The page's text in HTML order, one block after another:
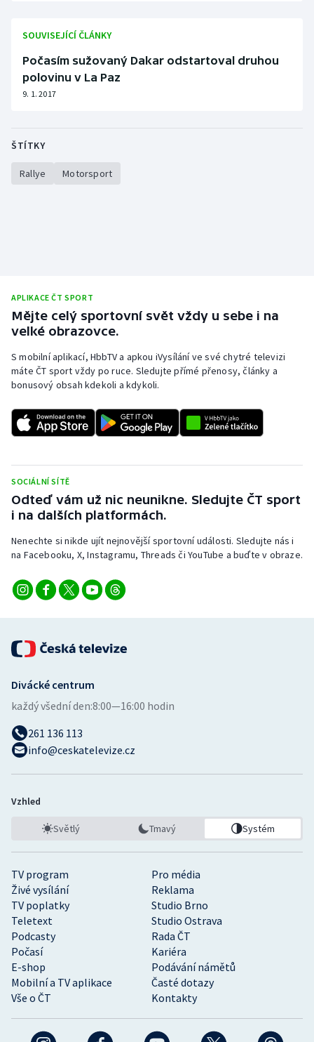
SOUVISEJÍCÍ ČLÁNKY
Počasím sužovaný Dakar odstartoval druhou
polovinu v La Paz
9. 1. 2017
ŠTÍTKY
Rallye Motorsport
APLIKACE ČT SPORT
Mějte celý sportovní svět vždy u sebe i na
velké obrazovce.
S mobilní aplikací, HbbTV a apkou iVysílání ve své chytré televizi
máte ČT sport vždy po ruce. Sledujte přímé přenosy, články a
bonusový obsah kdekoli a kdykoli.
SOCIÁLNÍ SÍTĚ
Odteď vám už nic neunikne. Sledujte ČT sport
i na dalších platformách.
Nenechte si nikde ujít nejnovější sportovní události. Sledujte nás i
na Facebooku, X, Instagramu, Threads či YouTube a buďte v obraze.
TV program
Pro média
Živé vysílání
Reklama
TV poplatky
Studio Brno
Teletext
Studio Ostrava
Podcasty
Rada ČT
Počasí
Kariéra
E-shop
Podávání námětů
Mobilní a TV aplikace
Časté dotazy
Vše o ČT
Kontakty
Divácké centrum
každý všední den:8:00—16:00 hodin
261 136 113
info@ceskatelevize.cz
Vzhled
Světlý Tmavý Systém